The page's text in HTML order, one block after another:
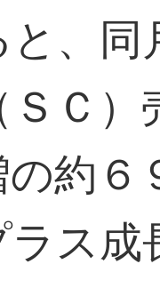
、
Ｃ
の約
ラス